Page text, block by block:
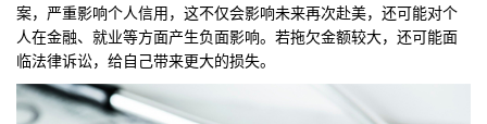
案，严重影响个人信用，这不仅会影响未来再次赴美，还可能对个
人在金融、就业等方面产生负面影响。若拖欠金额较大，还可能面
临法律诉讼，给自己带来更大的损失。